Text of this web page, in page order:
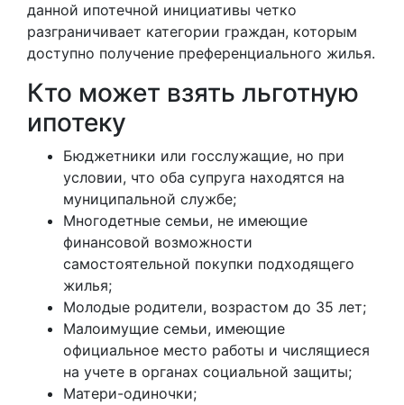
данной ипотечной инициативы четко
разграничивает категории граждан, которым
доступно получение преференциального жилья.
Кто может взять льготную
ипотеку
Бюджетники или госслужащие, но при
условии, что оба супруга находятся на
муниципальной службе;
Многодетные семьи, не имеющие
финансовой возможности
самостоятельной покупки подходящего
жилья;
Молодые родители, возрастом до 35 лет;
Малоимущие семьи, имеющие
официальное место работы и числящиеся
на учете в органах социальной защиты;
Матери-одиночки;